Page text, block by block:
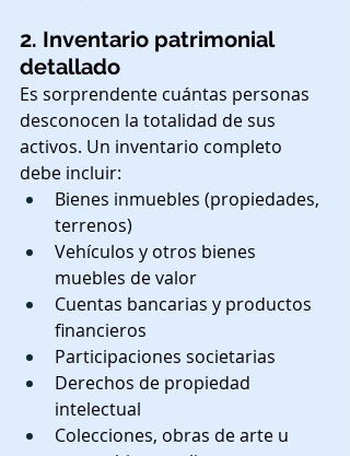
2. Inventario patrimonial
detallado
Es sorprendente cuántas personas
desconocen la totalidad de sus
activos. Un inventario completo
debe incluir:
Bienes inmuebles (propiedades,
terrenos)
Vehículos y otros bienes
muebles de valor
Cuentas bancarias y productos
financieros
Participaciones societarias
Derechos de propiedad
intelectual
Colecciones, obras de arte u